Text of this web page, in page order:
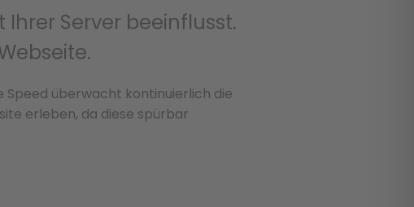
Server beeinflusst.
Speed überwacht kontinuierlich die
erleben, da diese spürbar